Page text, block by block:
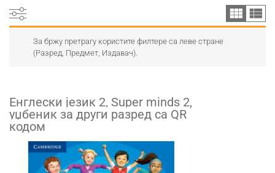
За бржу претрагу користите филтере са леве стране
(Разред, Предмет, Издавач).
Енглески језик 2, Super minds 2,
уџбеник за други разред са QR
кодом